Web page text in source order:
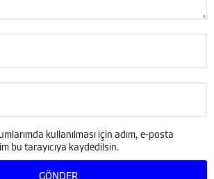
kullanılması için adım, e-posta
bu tarayıcıya kaydedilsin.